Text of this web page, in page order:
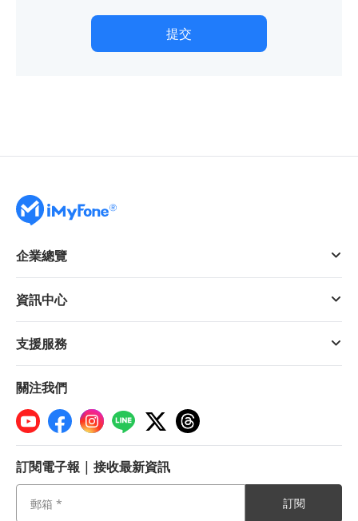
提交
企業總覽
資訊中心
支援服務
關注我們
訂閱電子報 | 接收最新資訊
訂閱